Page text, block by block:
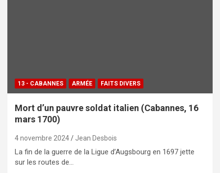
13 - CABANNES ARMÉE FAITS DIVERS
Mort d’un pauvre soldat italien (Cabannes, 16
mars 1700)
4 novembre 2024 Jean Desbois
La fin de la guerre de la Ligue d’Augsbourg en 1697 jette
sur les routes de…